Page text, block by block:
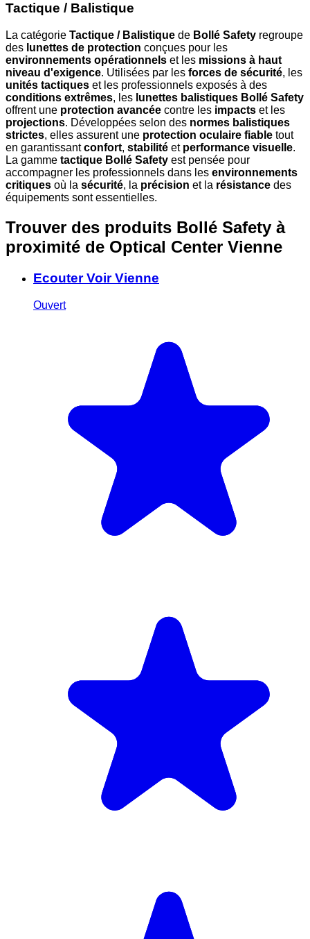
Tactique / Balistique
La catégorie Tactique / Balistique de Bollé Safety regroupe
des lunettes de protection conçues pour les
environnements opérationnels et les missions à haut
niveau d'exigence. Utilisées par les forces de sécurité, les
unités tactiques et les professionnels exposés à des
conditions extrêmes, les lunettes balistiques Bollé Safety
offrent une protection avancée contre les impacts et les
projections. Développées selon des normes balistiques
strictes, elles assurent une protection oculaire fiable tout
en garantissantconfort, stabilité et performance visuelle.
La gamme tactique Bollé Safety est pensée pour
accompagner les professionnels dans les environnements
critiques où la sécurité, la précision et la résistance des
équipements sont essentielles.
Trouver des produits Bollé Safety à
proximité de Optical Center Vienne
Ecouter Voir Vienne
Ouvert